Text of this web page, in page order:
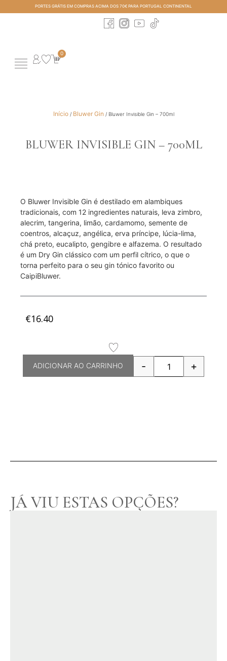
PORTES GRÁTIS EM COMPRAS ACIMA DOS 70€ PARA PORTUGAL CONTINENTAL
0
Início/ Bluwer Gin / Bluwer Invisible Gin – 700ml
BLUWER INVISIBLE GIN – 700ML
O Bluwer Invisible Gin é destilado em alambiques
tradicionais, com 12 ingredientes naturais, leva zimbro,
alecrim, tangerina, limão, cardamomo, semente de
coentros, alcaçuz, angélica, erva príncipe, lúcia-lima,
chá preto, eucalipto, gengibre e alfazema. O resultado
é um Dry Gin clássico com um perfil cítrico, o que o
torna perfeito para o seu gin tónico favorito ou
CaipiBluwer.
€16.40
- +
ADICIONAR AO CARRINHO
JÁ VIU ESTAS OPÇÕES?